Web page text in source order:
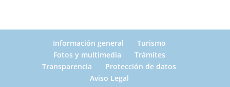
Información general
Turismo
Fotos y multimedia
Trámites
Transparencia
Protección de datos
Aviso Legal